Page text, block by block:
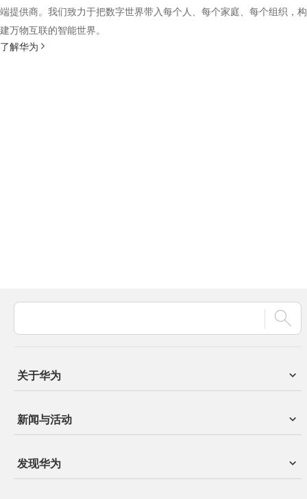
端提供商。我们致力于把数字世界带入每个人、每个家庭、每个组织，构
建万物互联的智能世界。
了解华为
关于华为
新闻与活动
发现华为